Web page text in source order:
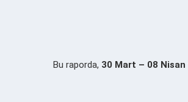
Bu raporda, 30 Mart – 08 Nisan